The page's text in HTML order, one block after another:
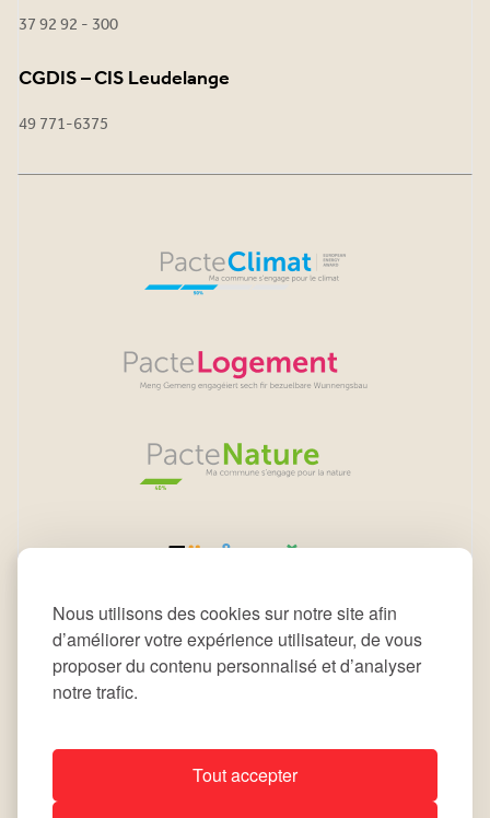
Nous utilisons des cookies sur notre site afin
d’améliorer votre expérience utilisateur, de vous
proposer du contenu personnalisé et d’analyser
notre trafic.
Tout accepter
37 92 92 - 300
CGDIS – CIS Leudelange
49 771-6375
All rights reserved © 2026 Commune de Leudelange